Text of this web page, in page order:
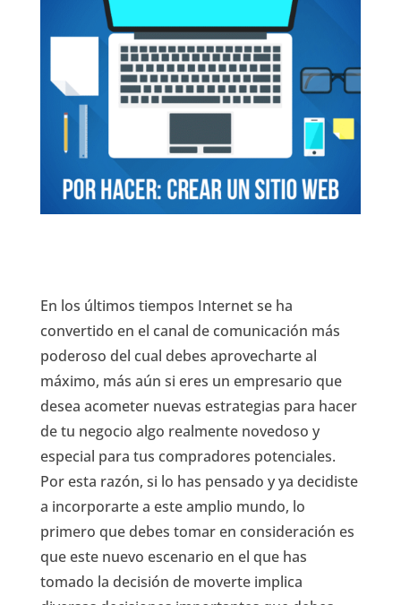
En los últimos tiempos Internet se ha
convertido en el canal de comunicación más
poderoso del cual debes aprovecharte al
máximo, más aún si eres un empresario que
desea acometer nuevas estrategias para hacer
de tu negocio algo realmente novedoso y
especial para tus compradores potenciales.
Por esta razón, si lo has pensado y ya decidiste
a incorporarte a este amplio mundo, lo
primero que debes tomar en consideración es
que este nuevo escenario en el que has
tomado la decisión de moverte implica